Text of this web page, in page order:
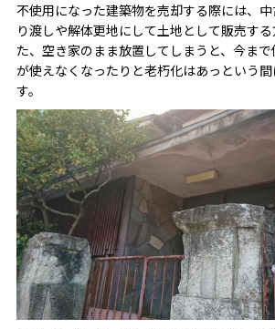
不使用になった建築物を売却する際には、
り渡しや解体更地にして土地として販売す
た、空き家のまま放置してしまうと、今ま
が使えなくなったりと老朽化はあっという
す。